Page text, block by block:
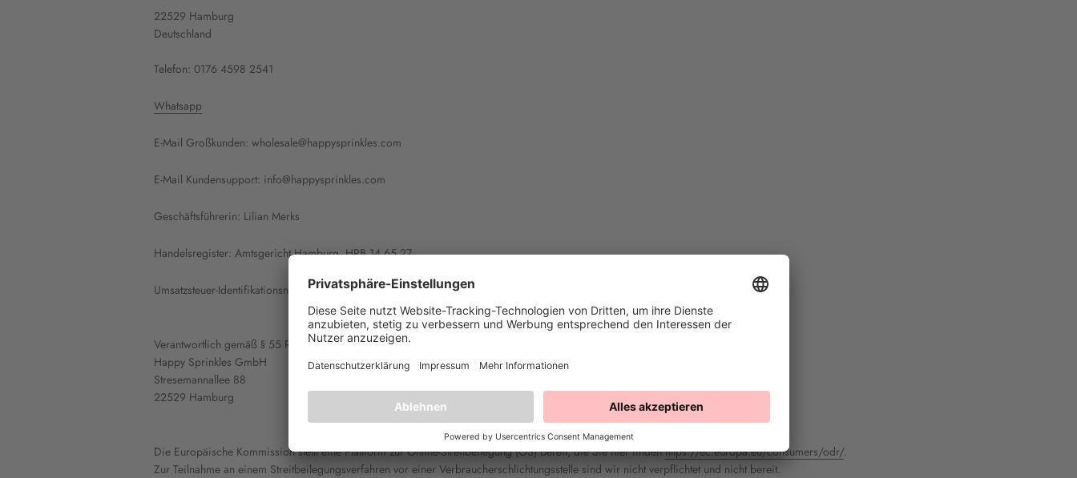
22529 Hamburg
Deutschland
Telefon: 0176 4598 2541
Whatsapp
E-Mail Großkunden: wholesale@happysprinkles.com
E-Mail Kundensupport: info@happysprinkles.com
Geschäftsführerin: Lilian Merks
Handelsregister: Amtsgericht Hamburg, HRB 14 65 27
Umsatzsteuer-Identifikationsnummer: DE 312083058
Verantwortlich gemäß § 55 RStV:
Happy Sprinkles GmbH
Stresemannallee 88
22529 Hamburg
Die Europäische Kommission stellt eine Plattform zur Online-Streitbeilegung (OS) bereit, die Sie hier findenhttps://ec.europa.eu/consumers/odr/.
Zur Teilnahme an einem Streitbeilegungsverfahren vor einer Verbraucherschlichtungsstelle sind wir nicht verpflichtet und nicht bereit.